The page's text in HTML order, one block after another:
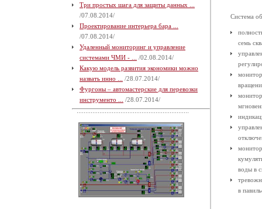
Три простых шага для защиты данных ...
/07.08.2014/
Проектирование интерьера бара ...
/07.08.2014/
Удаленный мониторинг и управление
системами ЧМИ - ...
/02.08.2014/
Какую модель развития экономики можно
назвать инно ...
/28.07.2014/
Фургоны – автомастерские для перевозки
инструменто ...
/28.07.2014/
Система
семь
воды в
в